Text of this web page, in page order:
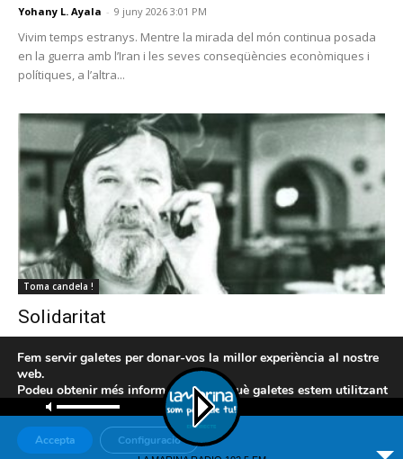
Yohany L. Ayala - 9 juny 2026 3:01 PM
Vivim temps estranys. Mentre la mirada del món continua posada
en la guerra amb l’Iran i les seves conseqüències econòmiques i
polítiques, a l’altra...
Toma candela !
Solidaritat
Redacció - 9 juny 2026 6:18 AM
Pel Rubén Cruz En aquest capítol dedicat a la Solidaritat tornarem
a publicar els següents articles d’en Candel, apareguts a la seva
columna Punto y...
Fem servir galetes per donar-vos la millor experiència al nostre
web.
Podeu obtenir més informació sobre què galetes estem utilitzant
o desactivar-les a la
configuració.
Accepta Configuració